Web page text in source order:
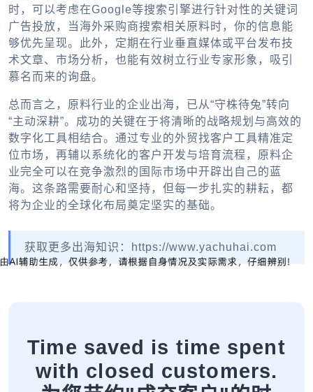
时，可以考虑在Google等搜索引擎进行针对性的关键词
广告投放，当海外采购商搜索相关原料时，你的信息能
够优先呈现。此外，定期在行业垂直媒体或平台发布技
术文章、市场分析，也能有效树立行业专家形象，吸引
慕名而来的询盘。
总而言之，原料行业的企业出海 ，已从“守株待兔”转向
“主动深耕”。成功的关键在于将清晰的战略规划与高效的
数字化工具相结合。通过专业的外贸找客户工具精准定
位市场，再辅以系统化的客户开发与培育流程，原料企
业完全可以在竞争激烈的国际市场中开辟出自己的蓝
海。这条路需要耐心和坚持，但每一步扎实的耕耘，都
将为企业的全球化布局奠定坚实的基础。
获取更多出海知识：https://www.yachuhai.com
Time saved is time spent
with closed customers.